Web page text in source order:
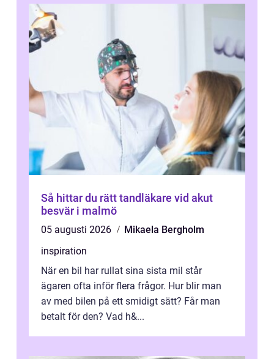
Så hittar du rätt tandläkare vid akut
besvär i malmö
05 augusti 2026
Mikaela Bergholm
inspiration
När en bil har rullat sina sista mil står
ägaren ofta inför flera frågor. Hur blir man
av med bilen på ett smidigt sätt? Får man
betalt för den? Vad h&...